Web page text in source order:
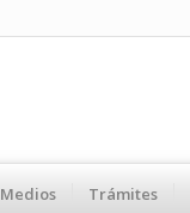
Medios Trámites